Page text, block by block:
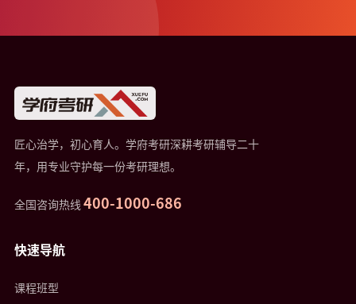
匠心治学，初心育人。学府考研深耕考研辅导二十
年，用专业守护每一份考研理想。
全国咨询热线400-1000-686
快速导航
课程班型